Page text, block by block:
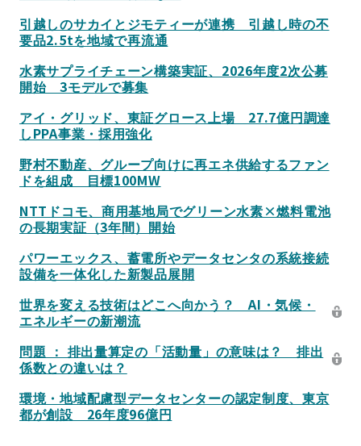
引越しのサカイとジモティーが連携 引越し時の不
要品2.5tを地域で再流通
水素サプライチェーン構築実証、2026年度2次公募
開始 3モデルで募集
アイ・グリッド、東証グロース上場 27.7億円調達
しPPA事業・採用強化
野村不動産、グループ向けに再エネ供給するファン
ドを組成 目標100MW
NTTドコモ、商用基地局でグリーン水素×燃料電池
の長期実証（3年間）開始
パワーエックス、蓄電所やデータセンタの系統接続
設備を一体化した新製品展開
世界を変える技術はどこへ向かう？ AI・気候・
エネルギーの新潮流
問題 ： 排出量算定の「活動量」の意味は？ 排出
係数との違いは？
環境・地域配慮型データセンターの認定制度、東京
都が創設 26年度96億円